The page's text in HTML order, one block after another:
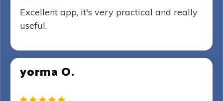
Excellent app, it's very practical and really
useful.
yorma O.